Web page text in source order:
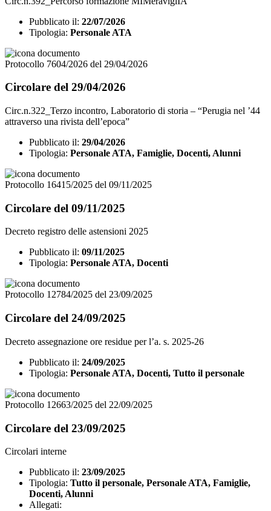
Pubblicato il: 22/07/2026
Tipologia: Personale ATA
Protocollo 7604/2026 del 29/04/2026
Circolare del 29/04/2026
Circ.n.322_Terzo incontro, Laboratorio di storia – “Perugia nel ’44
attraverso una rivista dell’epoca”
Pubblicato il: 29/04/2026
Tipologia: Personale ATA, Famiglie, Docenti, Alunni
Protocollo 16415/2025 del 09/11/2025
Circolare del 09/11/2025
Decreto registro delle astensioni 2025
Pubblicato il: 09/11/2025
Tipologia: Personale ATA, Docenti
Protocollo 12784/2025 del 23/09/2025
Circolare del 24/09/2025
Decreto assegnazione ore residue per l’a. s. 2025-26
Pubblicato il: 24/09/2025
Tipologia: Personale ATA, Docenti, Tutto il personale
Protocollo 12663/2025 del 22/09/2025
Circolare del 23/09/2025
Circolari interne
Pubblicato il: 23/09/2025
Tipologia: Tutto il personale, Personale ATA, Famiglie,
Docenti, Alunni
Allegati: